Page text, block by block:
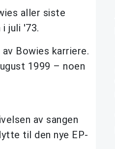
aller siste
juli '73.
Bowies karriere.
1999 – noen
av sangen
til den nye EP-